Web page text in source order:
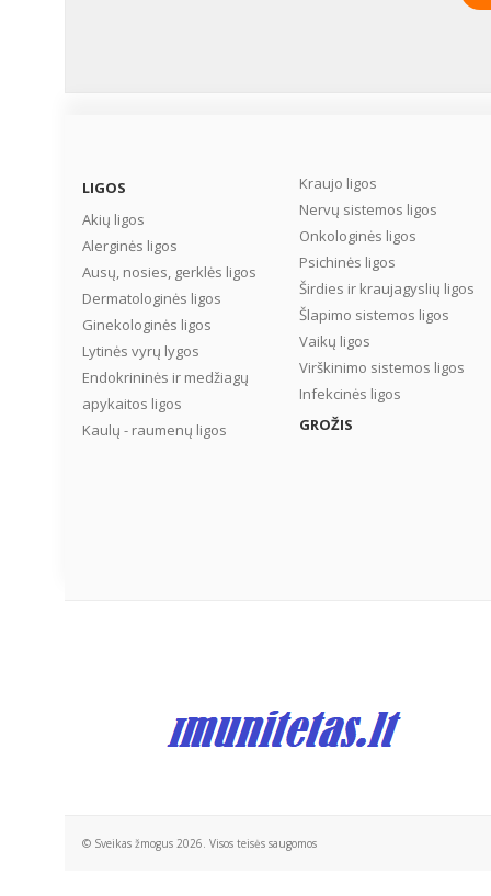
LIGOS
Akių ligos
Alerginės ligos
Ausų, nosies, gerklės ligos
Dermatologinės ligos
Ginekologinės ligos
Lytinės vyrų lygos
Endokrininės ir medžiagų
apykaitos ligos
Kaulų - raumenų ligos
Kraujo ligos
Nervų sistemos ligos
Onkologinės ligos
Psichinės ligos
Širdies ir kraujagyslių ligos
Šlapimo sistemos ligos
Vaikų ligos
Virškinimo sistemos ligos
Infekcinės ligos
GROŽIS
© Sveikas žmogus 2026. Visos teisės saugomos